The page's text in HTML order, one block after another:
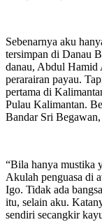
Sebenarnya aku
tersimpan di Danau
danau, Abdul Hamid
perarairan payau.
pertama di
Pulau Kalimantan.
Bandar Sri
“Bila hanya mustika
Akulah penguasa di
Igo. Tidak ada
itu, selain aku.
sendiri secangkir